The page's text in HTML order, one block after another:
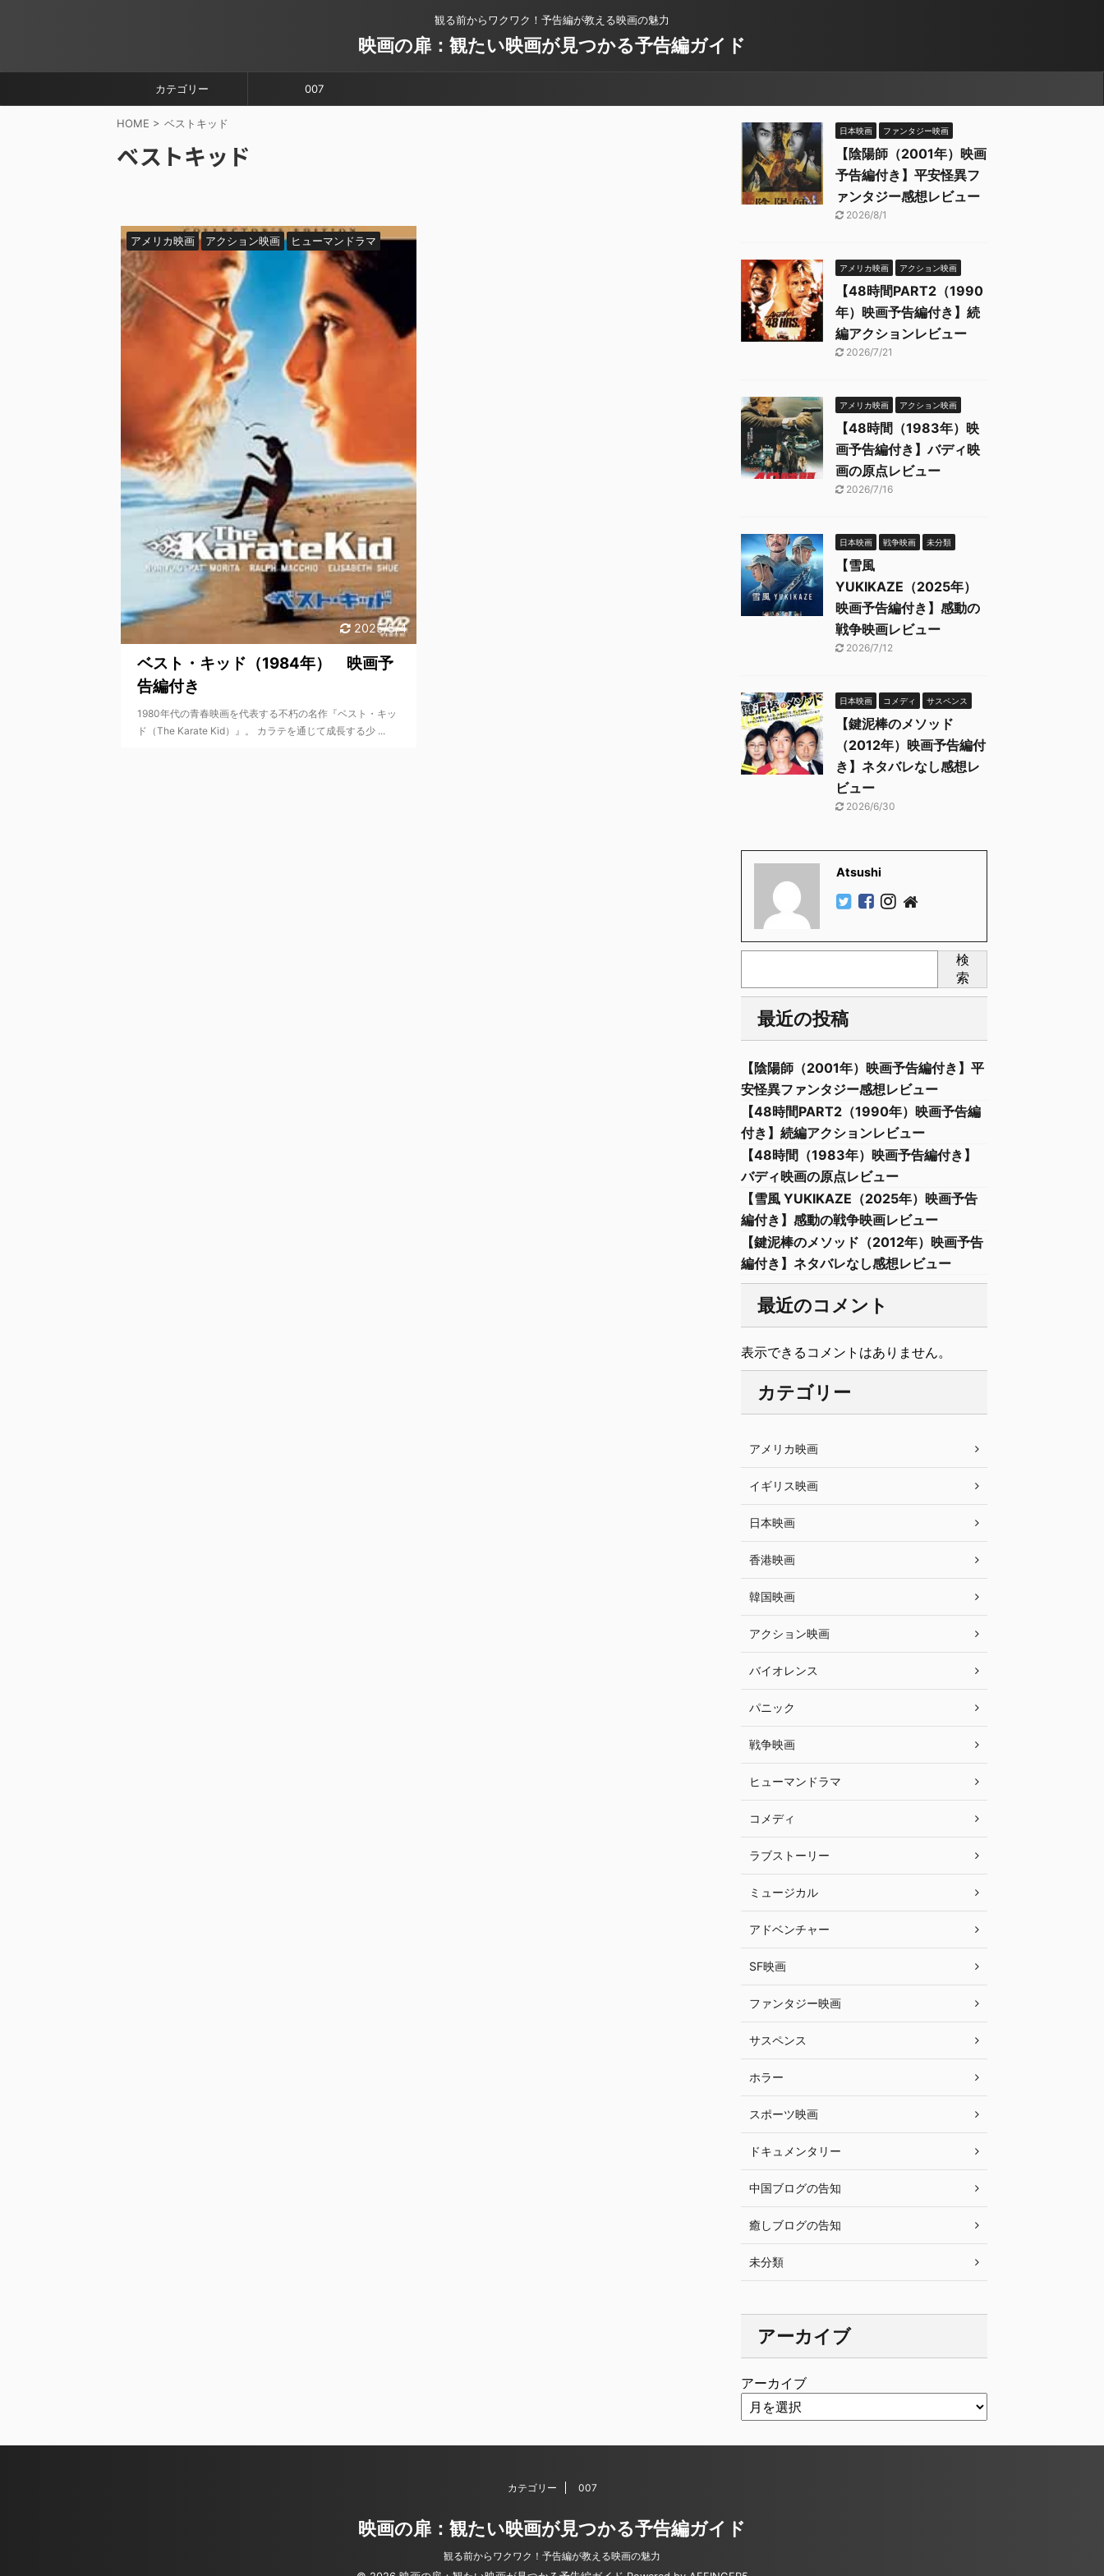
観る前からワクワク！予告編が教える映画の魅力
映画の扉：観たい映画が見つかる予告編ガイド
カテゴリー 007
HOME > ベストキッド
ベストキッド
2025/5/4
アメリカ映画 アクション映画 ヒューマンドラマ
ベスト・キッド（1984年） 映画予
告編付き
1980年代の青春映画を代表する不朽の名作『ベスト・キッ
ド（The Karate Kid）』。 カラテを通じて成長する少 ...
日本映画 ファンタジー映画
【陰陽師（2001年）映画
予告編付き】平安怪異フ
ァンタジー感想レビュー
2026/8/1
アメリカ映画 アクション映画
【48時間PART2（1990
年）映画予告編付き】続
編アクションレビュー
2026/7/21
アメリカ映画 アクション映画
【48時間（1983年）映
画予告編付き】バディ映
画の原点レビュー
2026/7/16
日本映画 戦争映画 未分類
【雪風
YUKIKAZE（2025年）
映画予告編付き】感動の
戦争映画レビュー
2026/7/12
日本映画 コメディ サスペンス
【鍵泥棒のメソッド
（2012年）映画予告編付
き】ネタバレなし感想レ
ビュー
2026/6/30
Atsushi
検
索
最近の投稿
【陰陽師（2001年）映画予告編付き】平
安怪異ファンタジー感想レビュー
【48時間PART2（1990年）映画予告編
付き】続編アクションレビュー
【48時間（1983年）映画予告編付き】
バディ映画の原点レビュー
【雪風 YUKIKAZE（2025年）映画予告
編付き】感動の戦争映画レビュー
【鍵泥棒のメソッド（2012年）映画予告
編付き】ネタバレなし感想レビュー
最近のコメント
表示できるコメントはありません。
カテゴリー
アメリカ映画
イギリス映画
日本映画
香港映画
韓国映画
アクション映画
バイオレンス
パニック
戦争映画
ヒューマンドラマ
コメディ
ラブストーリー
ミュージカル
アドベンチャー
SF映画
ファンタジー映画
サスペンス
ホラー
スポーツ映画
ドキュメンタリー
中国ブログの告知
癒しブログの告知
未分類
アーカイブ
アーカイブ
カテゴリー 007
映画の扉：観たい映画が見つかる予告編ガイド
観る前からワクワク！予告編が教える映画の魅力